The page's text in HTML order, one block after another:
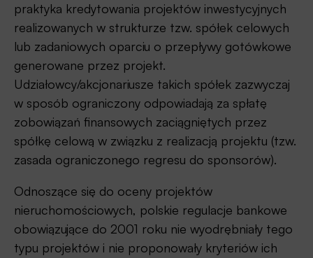
praktyka kredytowania projektów inwestycyjnych
realizowanych w strukturze tzw. spółek celowych
lub zadaniowych oparciu o przepływy gotówkowe
generowane przez projekt.
Udziałowcy/akcjonariusze takich spółek zazwyczaj
w sposób ograniczony odpowiadają za spłatę
zobowiązań finansowych zaciągniętych przez
spółkę celową w związku z realizacją projektu (tzw.
zasada ograniczonego regresu do sponsorów).
Odnoszące się do oceny projektów
nieruchomościowych, polskie regulacje bankowe
obowiązujące do 2001 roku nie wyodrębniały tego
typu projektów i nie proponowały kryteriów ich